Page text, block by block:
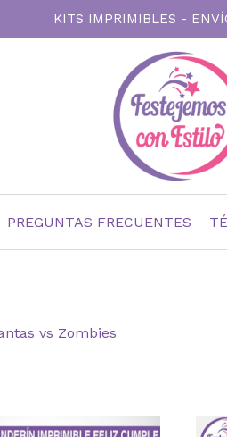
KITS IMPRIMIBLES -
PREGUNTAS FRECUENTES
vs Zombies